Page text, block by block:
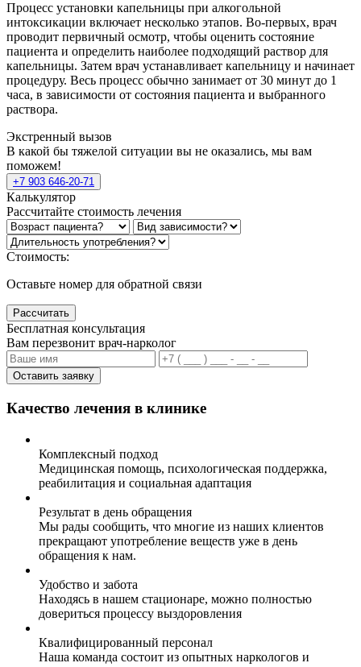
Процесс установки капельницы при алкогольной
интоксикации включает несколько этапов. Во-первых, врач
проводит первичный осмотр, чтобы оценить состояние
пациента и определить наиболее подходящий раствор для
капельницы. Затем врач устанавливает капельницу и начинает
процедуру. Весь процесс обычно занимает от 30 минут до 1
часа, в зависимости от состояния пациента и выбранного
раствора.
Экстренный вызов
В какой бы тяжелой ситуации вы не оказались, мы вам
поможем!
+7 903 646-20-71
Калькулятор
Рассчитайте стоимость лечения
Стоимость:
Оставьте номер для обратной связи
Рассчитать
Бесплатная консультация
Вам перезвонит врач-нарколог
Оставить заявку
Качество лечения в клинике
Комплексный подход
Медицинская помощь, психологическая поддержка,
реабилитация и социальная адаптация
Результат в день обращения
Мы рады сообщить, что многие из наших клиентов
прекращают употребление веществ уже в день
обращения к нам.
Удобство и забота
Находясь в нашем стационаре, можно полностью
довериться процессу выздоровления
Квалифицированный персонал
Наша команда состоит из опытных наркологов и